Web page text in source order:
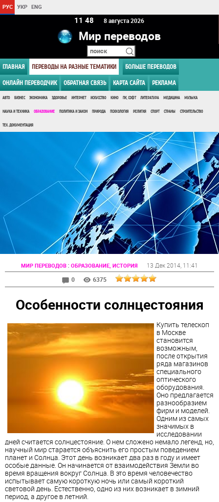
РУС УКР ENG
11:48 8 августа 2026
Мир переводов
ГЛАВНАЯ ПЕРЕВОДЫ НА РАЗНЫЕ ТЕМАТИКИ БОЛЬШЕ ПЕРЕВОДОВ
ОНЛАЙН ПЕРЕВОДЧИК ОБРАТНАЯ СВЯЗЬ КАРТА САЙТА РЕКЛАМА
АВТО БИЗНЕС ЭКОНОМИКА ЗДОРОВЬЕ ИНТЕРНЕТ ИСКУССТВО КИНО ПК, СОФТ ЛИТЕРАТУРА МЕДИЦИНА МУЗЫКА
НАУКА И ТЕХНИКА ОБРАЗОВАНИЕ ПОЛИТИКА И ЗАКОН ПРИРОДА ПСИХОЛОГИЯ РЕЛИГИЯ СПОРТ СТРАНЫ СТРОИТЕЛЬСТВО
ТЕХ. ДОКУМЕНТАЦИЯ
МИР ПЕРЕВОДОВ : ОБРАЗОВАНИЕ, ИСТОРИЯ 13 Дек 2014 , 11:41
0
6375
Особенности солнцестояния
Купить телескоп
в Москве
становится
возможным,
после открытия
ряда магазинов
специального
оптического
оборудования.
Оно предлагается
разнообразием
фирм и моделей.
Одним из самых
значимых в
исследовании
дней считается солнцестояние. О нем сложено немало легенд, но,
научный мир старается объяснить его простым поведением
планет и Солнца. Этот день возникает два раз в году и имеет
особые данные. Он начинается от взаимодействия Земли во
время вращения вокруг Солнца. В это время человечество
испытывает самую короткую ночь или самый короткий
световой день. Естественно, одно из них возникает в зимний
период, а другое в летний.